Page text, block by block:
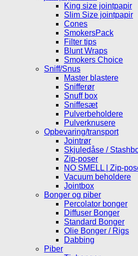
King size jointpapir
Slim Size jointpapir
Cones
SmokersPack
Filter tips
Blunt Wraps
Smokers Choice
Sniff/Snus
Master blastere
Snifferør
Snuff box
Sniffesæt
Pulverbeholdere
Pulverknusere
Opbevaring/transport
Jointrør
Skjuledåse /
Zip-poser
NO SMELL | Zip-
Vacuum beholdere
Jointbox
Bonger og piber
Percolator bonger
Diffuser Bonger
Standard Bonger
Olie Bonger / Rigs
Dabbing
Piber